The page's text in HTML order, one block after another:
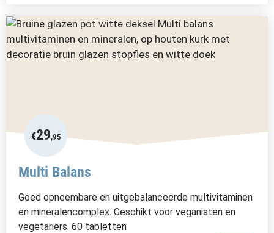
€29,95
Multi Balans
Goed opneembare en uitgebalanceerde multivitaminen
en mineralencomplex. Geschikt voor veganisten en
vegetariërs. 60 tabletten